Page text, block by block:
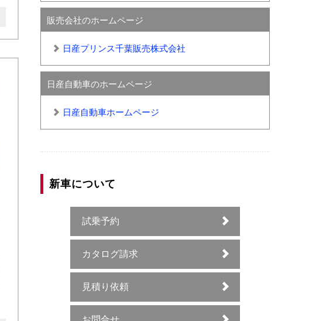
販売会社のホームページ
日産プリンス千葉販売株式会社
日産自動車のホームページ
日産自動車ホームページ
新車について
試乗予約
カタログ請求
見積り依頼